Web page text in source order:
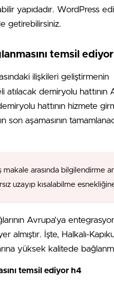
yapıdadır. WordPress
getirebilirsiniz.
temsil
ilişkileri geliştirmenin
atılacak demiryolu
hattının hizmete
aşamasının
makale arasında
uzayıp kısalabilme
Avrupa’ya
almıştır. İşte, Halkalı-
yüksek kalitede
temsil ediyor h4